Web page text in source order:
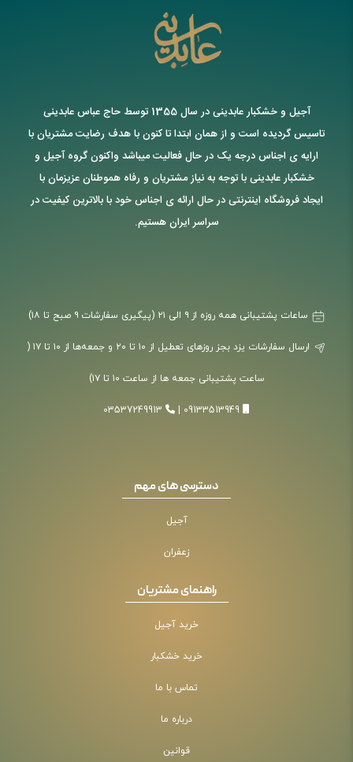
آجیل و خشکبار عابدینی در سال 1355 توسط حاج عباس عابدینی
تاسیس گردیده است و از همان ابتدا تا کنون با هدف رضایت مشتریان با
ارایه ی اجناس درجه یک در حال فعالیت میباشد واکنون گروه آجیل و
خشکبار عابدینی با توجه به نیاز مشتریان و رفاه هموطنان عزیزمان با
ایجاد فروشگاه اینترنتی در حال ارائه ی اجناس خود با بالاترین کیفیت در
سراسر ایران هستیم.
ارسال سفارشات یزد بجز روزهای تعطیل از ۱۰ تا ۲۰ و جمعه‌ها از ۱۰ تا ۱۷ (
ساعت پشتیبانی جمعه ها از ساعت ۱۰ تا ۱۷)
09133513949
03537249913
دسترسی های مهم
آجیل
زعفران
راهنمای مشتریان
خرید آجیل
خرید خشکبار
تماس با ما
درباره ما
قوانین